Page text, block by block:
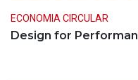
ECONOMIA CIRCULAR
Design for